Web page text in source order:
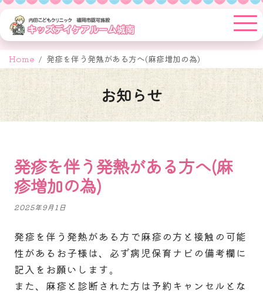
Skip
to
content
Home 発疹を伴う発熱がある方へ(麻疹増加の為)
お知らせ
発疹を伴う発熱がある方へ(麻
疹増加の為)
2025年9月1日
発疹を伴う発熱がある方で麻疹の方と接触の可能
性があるお子様は、必ず病児保育ナビの備考欄に
記入をお願いします。
また、麻疹と診断された方は予約キャンセルとな